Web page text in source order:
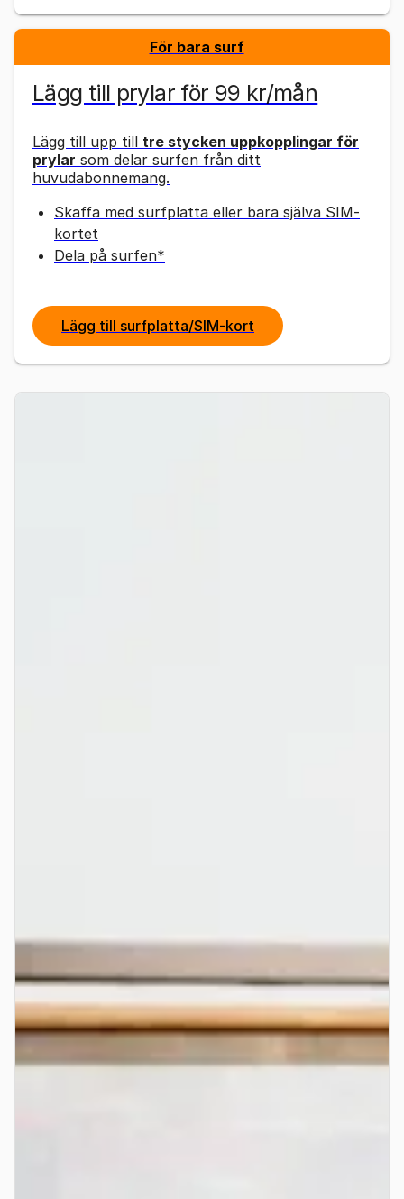
För bara surf
Lägg till prylar för 99 kr/mån
Lägg till upp till tre stycken uppkopplingar för
prylar som delar surfen från ditt
huvudabonnemang.
Skaffa med surfplatta eller bara själva SIM-
kortet
Dela på surfen*
Lägg till surfplatta/SIM-kort